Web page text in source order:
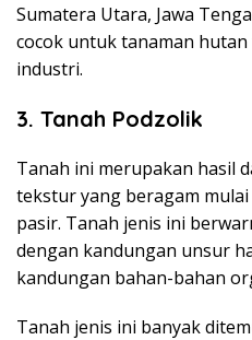
Sumatera Utara, Jawa
cocok untuk tanaman
industri.
3. Tanah Podzolik
Tanah ini merupakan hasil
tekstur yang beragam
pasir. Tanah jenis ini
dengan kandungan unsur
kandungan bahan-bahan
Tanah jenis ini banyak